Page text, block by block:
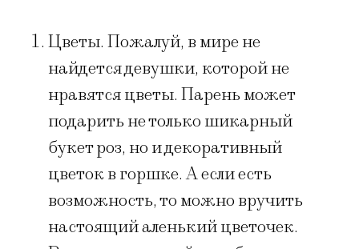
Цветы​. Пожалуй, в мире не
найдется девушки, которой не
нравятся цветы. Парень может
подарить не только шикарный
букет роз, но и декоративный
цветок в горшке. А если есть
возможность, то можно вручить
настоящий аленький цветочек.